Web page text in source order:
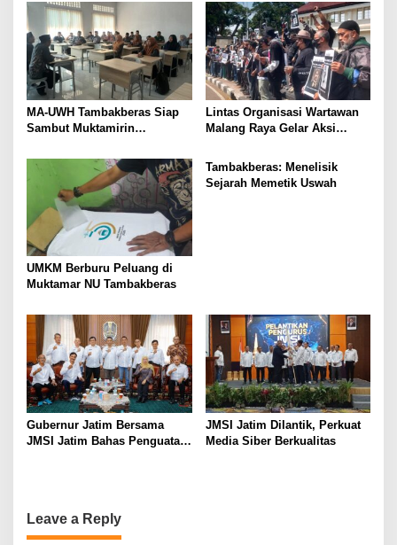
MA-UWH Tambakberas Siap
Sambut Muktamirin
Lintas Organisasi Wartawan
Malang Raya Gelar Aksi
Ireng”
UMKM Berburu Peluang di
Muktamar NU Tambakberas
Tambakberas: Menelisik
Sejarah Memetik Uswah
Gubernur Jatim Bersama
JMSI Jatim Bahas Penguatan
JMSI Jatim Dilantik, Perkuat
Media Siber Berkualitas
Leave a Reply